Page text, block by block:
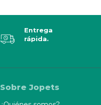
Entrega
rápida.
Sobre Jopets